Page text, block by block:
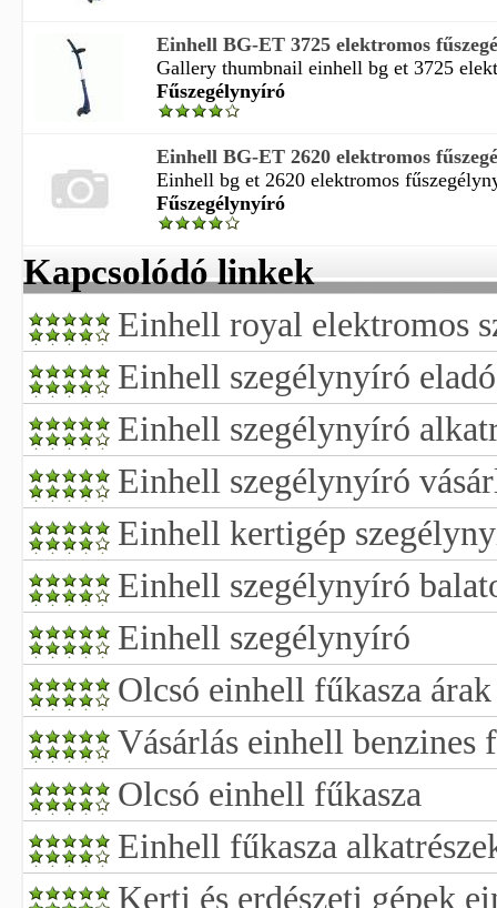
Einhell BG-ET 3725 elektromos
Gallery thumbnail einhell bg et 3725
Fűszegélynyíró
Einhell BG-ET 2620 elektromos
Einhell bg et 2620 elektromos
Fűszegélynyíró
Kapcsolódó linkek
Einhell royal elektromos
Einhell szegélynyíró eladó
Einhell szegélynyíró
Einhell szegélynyíró
Einhell kertigép
Einhell szegélynyíró
Einhell szegélynyíró
Olcsó einhell fűkasza árak
Vásárlás einhell benzines
Olcsó einhell fűkasza
Einhell fűkasza
Kerti és erdészeti gépek